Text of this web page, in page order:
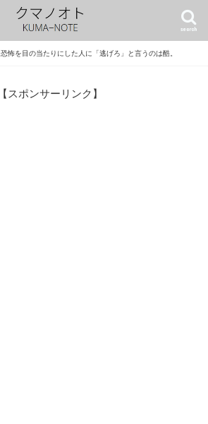
search
恐怖を目の当たりにした人に「逃げろ」と言うのは酷。
【スポンサーリンク】